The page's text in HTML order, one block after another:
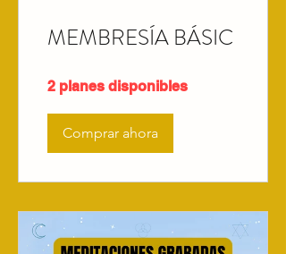
MEMBRESÍA BÁSIC
2 planes disponibles
Comprar ahora